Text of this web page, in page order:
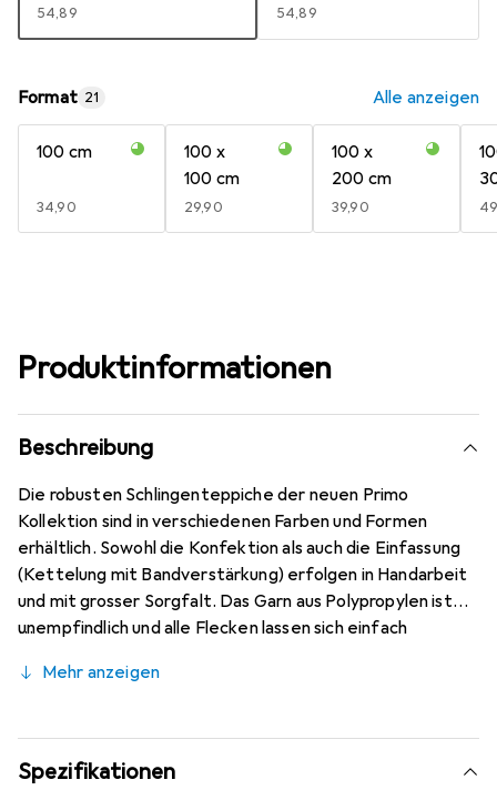
EUR
54,89 EUR
54,89
Format 21 Alle anzeigen
100 cm
EUR
34,90
100 x
100 cm
EUR
29,90
100 x
200 cm
EUR
39,90
Produktinformationen
Beschreibung
Die robusten Schlingenteppiche der neuen Primo
Kollektion sind in verschiedenen Farben und Formen
erhältlich. Sowohl die Konfektion als auch die Einfassung
(Kettelung mit Bandverstärkung) erfolgen in Handarbeit
und mit grosser Sorgfalt. Das Garn aus Polypropylen ist
unempfindlich und alle Flecken lassen sich einfach
schadstoffgeprüft und umweltfreundlich. Er ist parkett-
produziert keine Fusseln oder Flusen.
Mehr anzeigen
Spezifikationen